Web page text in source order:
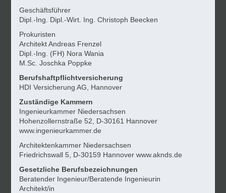
Geschäftsführer
Dipl.-Ing. Dipl.-Wirt. Ing. Christoph Beecken
Prokuristen
Architekt Andreas Frenzel
Dipl.-Ing. (FH) Nora Wania
M.Sc. Joschka Poppke
Berufshaftpflichtversicherung
HDI Versicherung AG, Hannover
Zuständige Kammern
Ingenieurkammer Niedersachsen
Hohenzollernstraße 52, D-30161 Hannover
www.ingenieurkammer.de
Architektenkammer Niedersachsen
Friedrichswall 5, D-30159 Hannoverwww.aknds.de
Gesetzliche Berufsbezeichnungen
Beratender Ingenieur/Beratende Ingenieurin
Architekt/in